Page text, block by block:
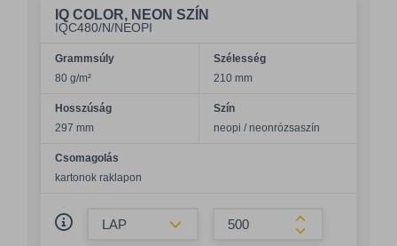
IQ COLOR, NEON SZÍN
IQC480/N/NEOPI
Grammsúly
80 g/m²
Szélesség
210 mm
Hosszúság
297 mm
Szín
neopi / neonrózsaszín
Csomagolás
kartonok raklapon
Összeg